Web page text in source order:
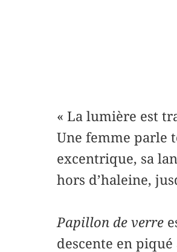
« La lumière est
Une femme parle
excentrique, sa
hors d’haleine,
Papillon de verre
descente en